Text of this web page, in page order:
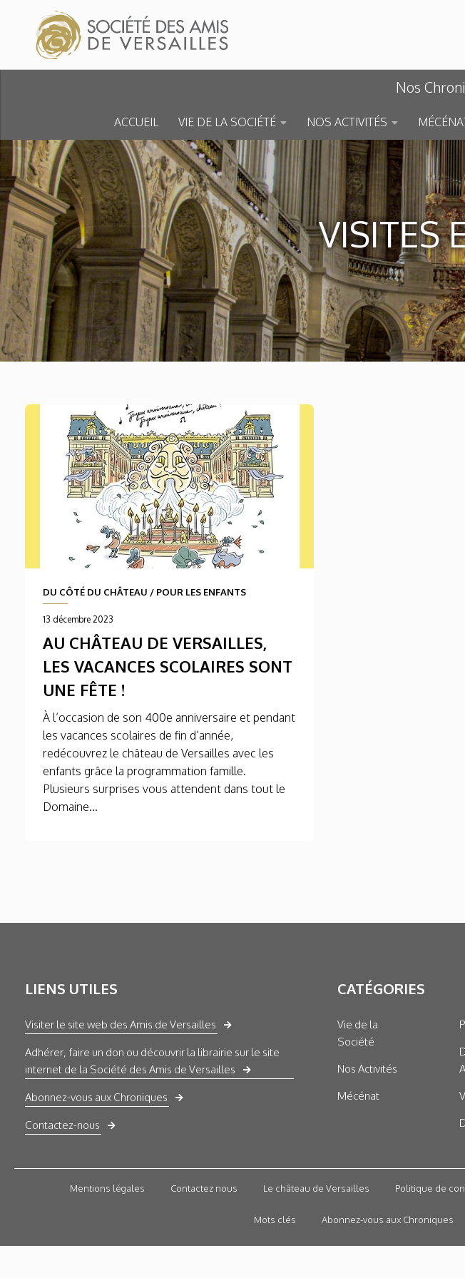
Skip to content
Nos
ACCUEIL VIE DE LA SOCIÉTÉ NOS ACTIVITÉS
VISITES
DU CÔTÉ DU CHÂTEAU / POUR LES ENFANTS
13 décembre 2023
AU CHÂTEAU DE VERSAILLES,
LES VACANCES SCOLAIRES SONT
UNE FÊTE !
À l’occasion de son 400e anniversaire et pendant
les vacances scolaires de fin d’année,
redécouvrez le château de Versailles avec les
enfants grâce la programmation famille.
Plusieurs surprises vous attendent dans tout le
Domaine...
LIENS UTILES
Visiter le site web des Amis de Versailles
Adhérer, faire un don ou découvrir la librairie sur le site
internet de la Société des Amis de Versailles
Abonnez-vous aux Chroniques
Contactez-nous
CATÉGORIES
Vie de la
Société
Nos Activités
Mécénat
Mentions légales Contactez nous Le château de Versailles Politique de
Mots clés Abonnez-vous aux Chroniques